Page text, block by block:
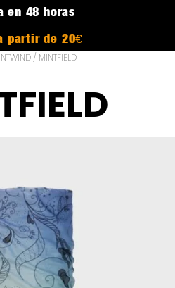
en 48 horas
partir de 20€
/ MINTFIELD